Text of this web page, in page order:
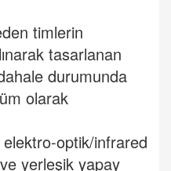
timlerin
tasarlanan
durumunda
olarak
elektro-optik/infrared
yerleşik yapay